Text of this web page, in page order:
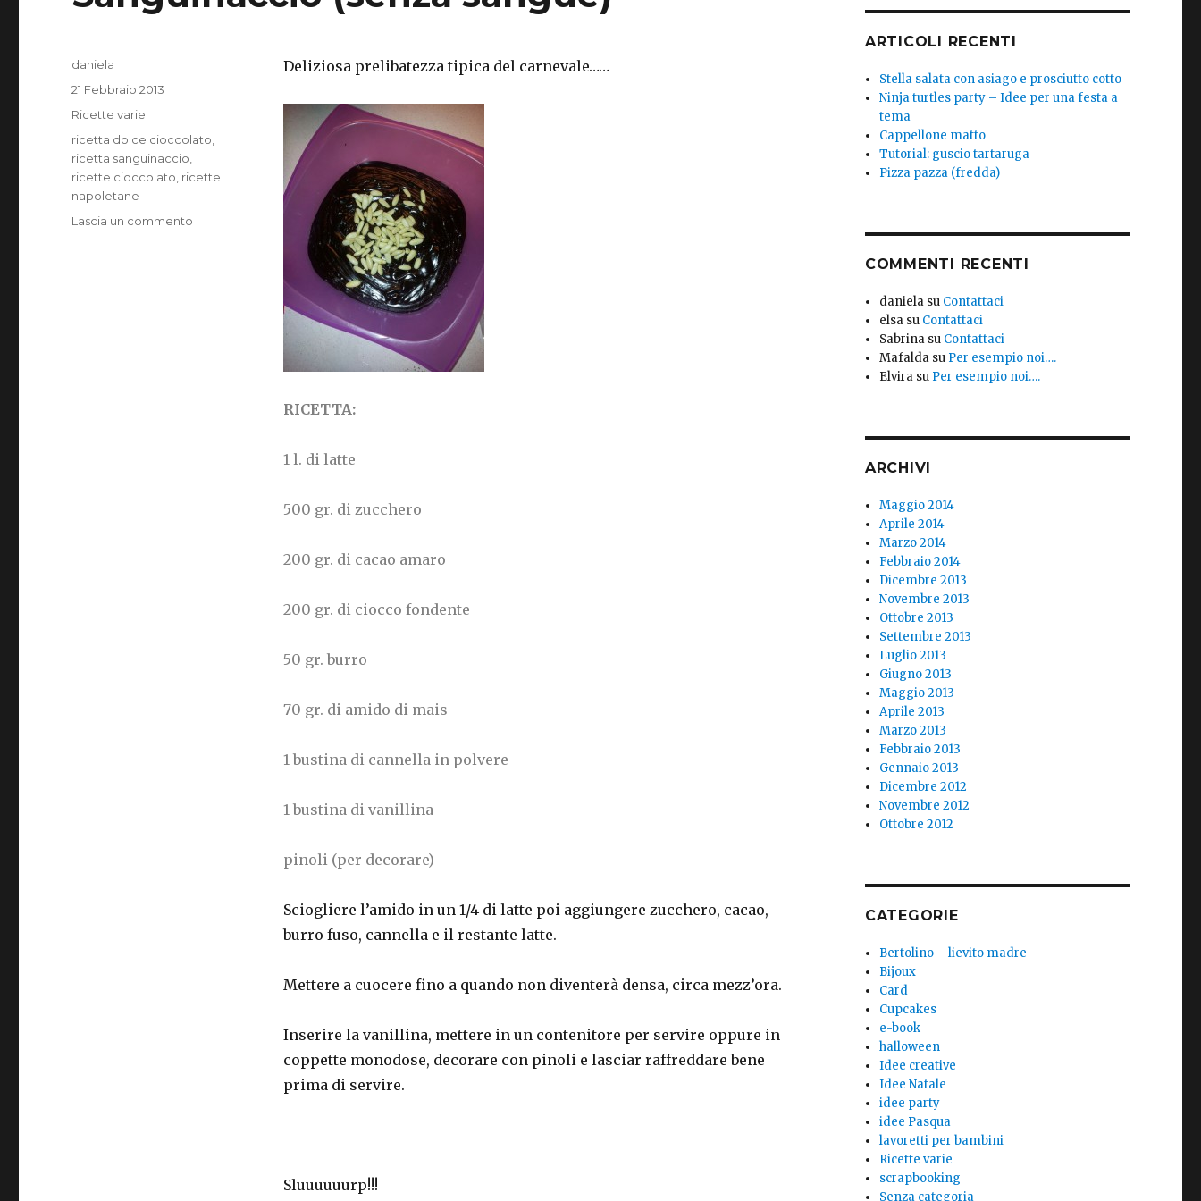
Deliziosa prelibatezza tipica del carnevale……
RICETTA:
1 l. di latte
500 gr. di zucchero
200 gr. di cacao amaro
200 gr. di ciocco fondente
50 gr. burro
70 gr. di amido di mais
1 bustina di cannella in polvere
1 bustina di vanillina
pinoli (per decorare)
Sciogliere l’amido in un 1/4 di latte poi aggiungere zucchero, cacao,
burro fuso, cannella e il restante latte.
Mettere a cuocere fino a quando non diventerà densa, circa mezz’ora.
Inserire la vanillina, mettere in un contenitore per servire oppure in
coppette monodose, decorare con pinoli e lasciar raffreddare bene
prima di servire.
Sluuuuuurp!!!
Autore
daniela
Pubblicato
21 Febbraio 2013
Categorie
Ricette varie
Tag
ricetta dolce cioccolato
ricetta sanguinaccio
ricette cioccolato ricette
napoletane
Lascia un commento
ARTICOLI RECENTI
Stella salata con asiago e prosciutto cotto
Ninja turtles party – Idee per una festa a
tema
Cappellone matto
Tutorial: guscio tartaruga
Pizza pazza (fredda)
COMMENTI RECENTI
daniela su Contattaci
elsa su Contattaci
Sabrina su Contattaci
Mafalda su Per esempio noi….
Elvira su Per esempio noi….
ARCHIVI
Maggio 2014
Aprile 2014
Marzo 2014
Febbraio 2014
Dicembre 2013
Novembre 2013
Ottobre 2013
Settembre 2013
Luglio 2013
Giugno 2013
Maggio 2013
Aprile 2013
Marzo 2013
Febbraio 2013
Gennaio 2013
Dicembre 2012
Novembre 2012
Ottobre 2012
CATEGORIE
Bertolino – lievito madre
Bijoux
Card
Cupcakes
e-book
halloween
Idee creative
Idee Natale
idee party
idee Pasqua
lavoretti per bambini
Ricette varie
scrapbooking
Senza categoria